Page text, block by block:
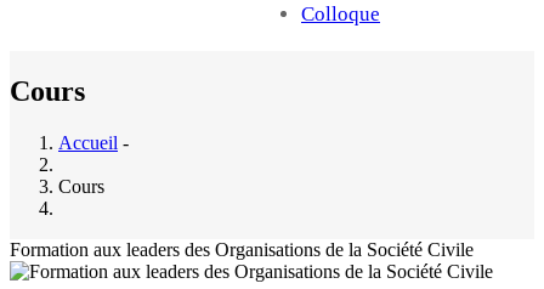
Colloque
Cours
Accueil -
Cours
Formation aux leaders des Organisations de la Société Civile